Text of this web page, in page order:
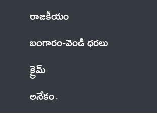
రాజకీయం
బంగారం-వెండి ధరలు
క్రైమ్
అనేకం